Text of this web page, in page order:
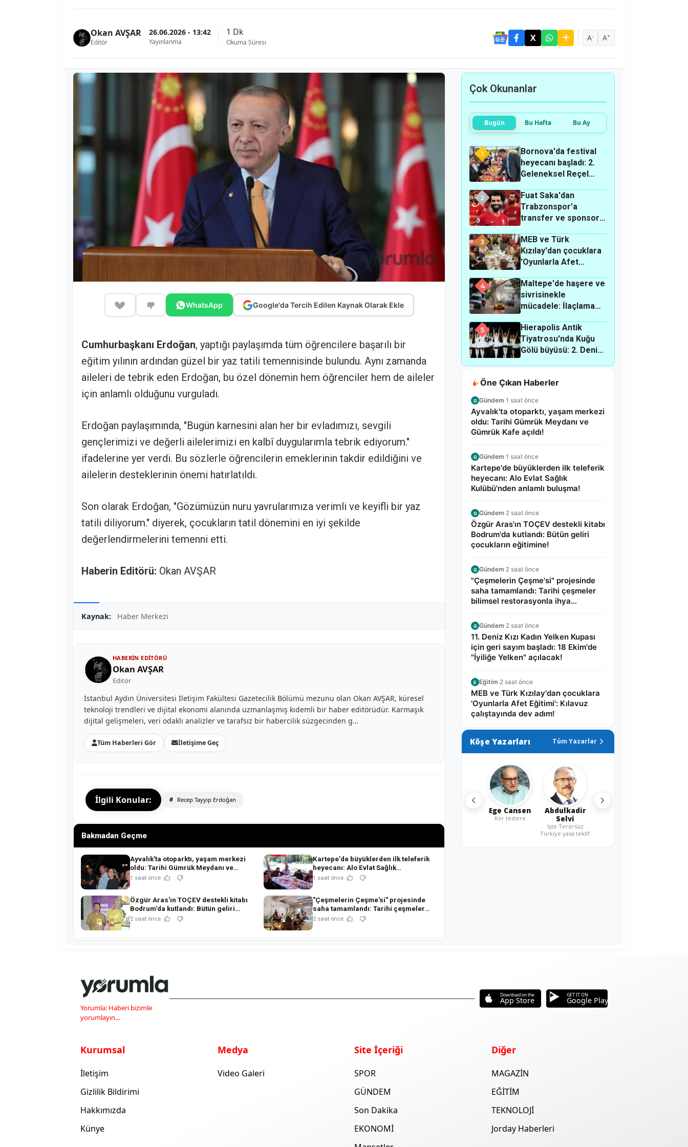
Okan AVŞAR
Editör
26.06.2026 - 13:42
Yayınlanma
1 Dk
Okuma Süresi A- A+
WhatsApp Google'da Tercih Edilen Kaynak Olarak Ekle
Cumhurbaşkanı Erdoğan, yaptığı paylaşımda tüm öğrencilere başarılı bir
eğitim yılının ardından güzel bir yaz tatili temennisinde bulundu. Aynı zamanda
aileleri de tebrik eden Erdoğan, bu özel dönemin hem öğrenciler hem de aileler
için anlamlı olduğunu vurguladı.
Erdoğan paylaşımında, "Bugün karnesini alan her bir evladımızı, sevgili
gençlerimizi ve değerli ailelerimizi en kalbî duygularımla tebrik ediyorum."
ifadelerine yer verdi. Bu sözlerle öğrencilerin emeklerinin takdir edildiğini ve
ailelerin desteklerinin önemi hatırlatıldı.
Son olarak Erdoğan, "Gözümüzün nuru yavrularımıza verimli ve keyifli bir yaz
tatili diliyorum." diyerek, çocukların tatil dönemini en iyi şekilde
değerlendirmelerini temenni etti.
Haberin Editörü: Okan AVŞAR
Kaynak: Haber Merkezi
HABERIN EDITÖRÜ
Okan AVŞAR
Editör
İstanbul Aydın Üniversitesi İletişim Fakültesi Gazetecilik Bölümü mezunu olan Okan AVŞAR, küresel
teknoloji trendleri ve dijital ekonomi alanında uzmanlaşmış kıdemli bir haber editörüdür. Karmaşık
dijital gelişmeleri, veri odaklı analizler ve tarafsız bir habercilik süzgecinden g…
Tüm Haberleri Gör İletişime Geç
İlgili Konular: Recep Tayyip Erdoğan
Bakmadan Geçme
Ayvalık'ta otoparktı, yaşam merkezi
oldu: Tarihi Gümrük Meydanı ve
Gümrük Kafe açıldı!
1 saat önce
Kartepe'de büyüklerden ilk teleferik
heyecanı: Alo Evlat Sağlık
Kulübü'nden anlamlı buluşma!
1 saat önce
Özgür Aras'ın TOÇEV destekli kitabı
Bodrum'da kutlandı: Bütün geliri
çocukların eğitimine!
2 saat önce
"Çeşmelerin Çeşme'si" projesinde
saha tamamlandı: Tarihi çeşmeler
bilimsel restorasyonla ihya edilecek!
2 saat önce
Çok Okunanlar
Bugün Bu Hafta Bu Ay
1
Bornova'da festival
heyecanı başladı: 2.
Geleneksel Reçel
nerede?
2
Fuat Saka'dan
Trabzonspor'a
transfer ve sponsor
yemek masrafları
kadar..."
3
MEB ve Türk
Kızılay'dan çocuklara
'Oyunlarla Afet
çalıştayında dev adım!
4
Maltepe'de haşere ve
sivrisinekle
mücadele: İlaçlama
mahallelerde
sürüyor?
5
Hierapolis Antik
Tiyatrosu'nda Kuğu
Gölü büyüsü: 2. Denizli
Öne Çıkan Haberler
G Gündem·1 saat önce
Ayvalık'ta otoparktı, yaşam merkezi
oldu: Tarihi Gümrük Meydanı ve
Gümrük Kafe açıldı!
G Gündem·1 saat önce
Kartepe'de büyüklerden ilk teleferik
heyecanı: Alo Evlat Sağlık
Kulübü'nden anlamlı buluşma!
G Gündem·2 saat önce
Özgür Aras'ın TOÇEV destekli kitabı
Bodrum'da kutlandı: Bütün geliri
çocukların eğitimine!
G Gündem·2 saat önce
"Çeşmelerin Çeşme'si" projesinde
saha tamamlandı: Tarihi çeşmeler
bilimsel restorasyonla ihya
G Gündem·2 saat önce
11. Deniz Kızı Kadın Yelken Kupası
için geri sayım başladı: 18 Ekim'de
"İyiliğe Yelken" açılacak!
E Eğitim·2 saat önce
MEB ve Türk Kızılay'dan çocuklara
'Oyunlarla Afet Eğitimi': Kılavuz
çalıştayında dev adım!
Köşe Yazarları Tüm Yazarlar
Ege Cansen
Kör testere
Abdulkadir
Selvi
İşte Terörsüz
Türkiye yasa teklifi
Yorumla: Haberi bizimle
yorumlayın...
Download on the
App Store
GET IT ON
Google Play
Kurumsal
İletişim
Gizlilik Bildirimi
Hakkımızda
Künye
Medya
Video Galeri
Site İçeriği
SPOR
GÜNDEM
Son Dakika
EKONOMİ
Diğer
MAGAZİN
EĞİTİM
TEKNOLOJİ
Jorday Haberleri